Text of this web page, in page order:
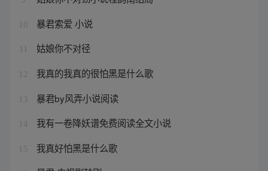
10 暴君索爱 小说
姑娘你不对径
12 我真的我真的很怕黑是什么歌
13 暴君by风弄小说阅读
14 我有一卷降妖谱免费阅读全文小说
15 我真好怕黑是什么歌